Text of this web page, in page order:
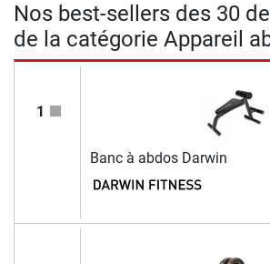
Nos best-sellers des 30
de la catégorie Appareil
1
Banc à abdos Darwin